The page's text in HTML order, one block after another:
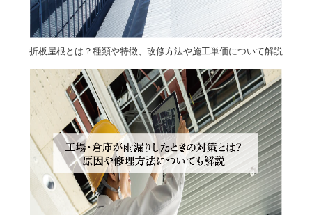
折板屋根とは？種類や特徴、改修方法や施工単価について解説